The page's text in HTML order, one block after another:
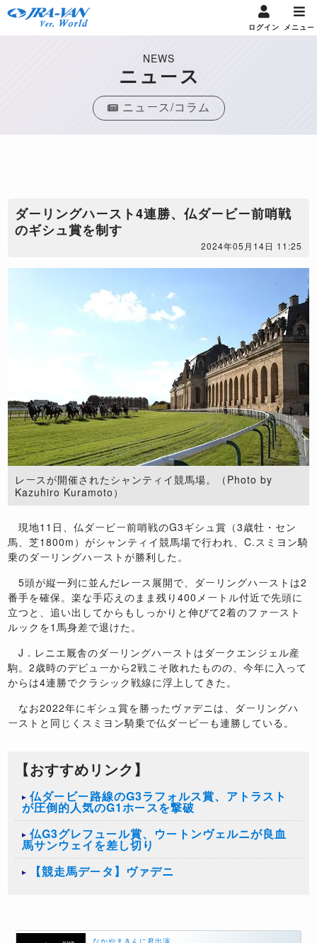
ログイン メニュー
NEWS
ニュース
ニュース/コラム
ダーリングハースト4連勝、仏ダービー前哨戦
のギシュ賞を制す
2024年05月14日 11:25
レースが開催されたシャンティイ競馬場。（Photo by
Kazuhiro Kuramoto）
現地11日、仏ダービー前哨戦のG3ギシュ賞（3歳牡・セン
馬、芝1800m）がシャンティイ競馬場で行われ、C.スミヨン騎
乗のダーリングハーストが勝利した。
5頭が縦一列に並んだレース展開で、ダーリングハーストは2
番手を確保。楽な手応えのまま残り400メートル付近で先頭に
立つと、追い出してからもしっかりと伸びて2着のファースト
ルックを1馬身差で退けた。
J．レニエ厩舎のダーリングハーストはダークエンジェル産
駒。2歳時のデビューから2戦こそ敗れたものの、今年に入って
からは4連勝でクラシック戦線に浮上してきた。
なお2022年にギシュ賞を勝ったヴァデニは、ダーリングハ
ーストと同じくスミヨン騎乗で仏ダービーも連勝している。
【おすすめリンク】
仏ダービー路線のG3ラフォルス賞、アトラスト
が圧倒的人気のG1ホースを撃破
​仏G3グレフュール賞、ウートンヴェルニが良血
馬サンウェイを差し切り
【競走馬データ】ヴァデニ
なかやまきんに君出演